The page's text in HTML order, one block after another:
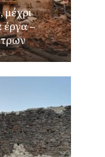
μέχρι
έργα –